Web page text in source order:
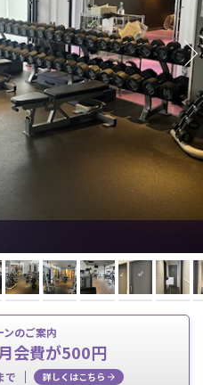
ンのご案内
会費が500円
で 詳しくはこちら